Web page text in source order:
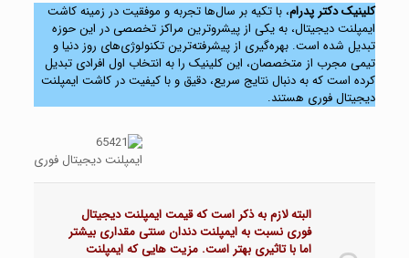
کلینیک دکتر پدرام، با تکیه بر سال‌ها تجربه و موفقیت در زمینه کاشت
ایمپلنت دیجیتال، به یکی از پیشروترین مراکز تخصصی در این حوزه
تبدیل شده است. بهره‌گیری از پیشرفته‌ترین تکنولوژی‌های روز دنیا و
تیمی مجرب از متخصصان، این کلینیک را به انتخاب اول افرادی تبدیل
کرده است که به دنبال نتایج سریع، دقیق و با کیفیت در کاشت ایمپلنت
دیجیتال فوری هستند.
ایمپلنت دیجیتال فوری
البته لازم به ذکر است که قیمت ایمپلنت دیجیتال
فوری نسبت به ایمپلنت دندان سنتی مقداری بیشتر
اما با تاثیری بهتر است. مزیت هایی که ایمپلنت